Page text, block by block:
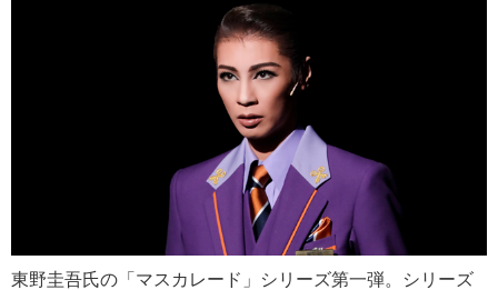
東野圭吾氏の「マスカレード」シリーズ第一弾。シリーズ